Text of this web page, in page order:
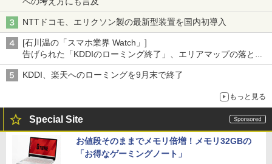
NTTドコモ、エリクソン製の最新型装置を国内初導入
[石川温の「スマホ業界 Watch」]
告げられた「KDDIのローミング終了」、エリアマップの落とし
穴と楽天モバイルの課題
KDDI、楽天へのローミングを9月末で終了
もっと見る
Special Site
お値段そのままでメモリ倍増！メモリ32GBの
「お得なゲーミングノート」